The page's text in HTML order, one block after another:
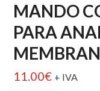
MANDO
PARA
11.00€ + IVA